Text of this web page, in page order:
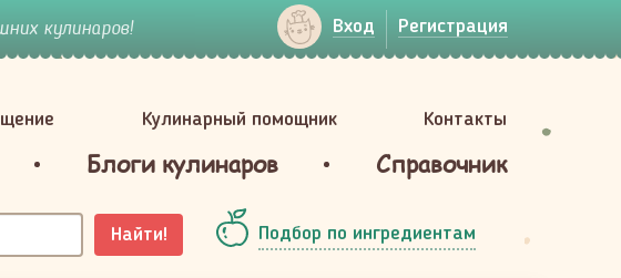
кулинаров! Вход Регистрация
Кулинарный помощник Контакты
Блоги кулинаров Справочник
Найти! Подбор по ингредиентам